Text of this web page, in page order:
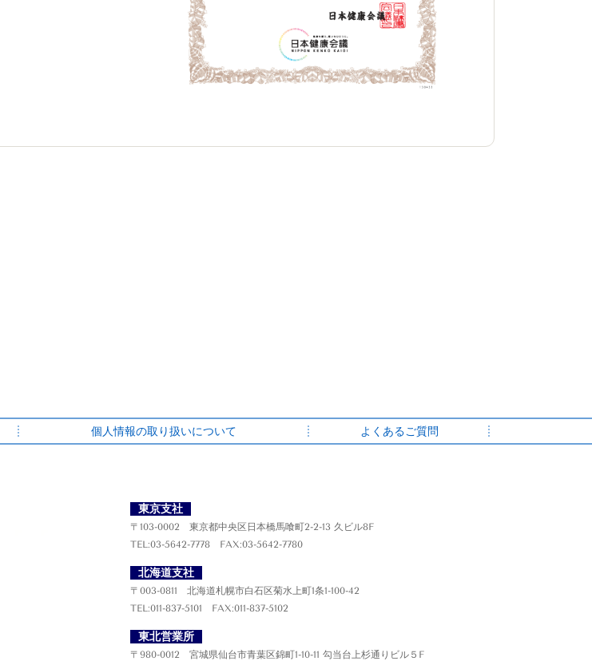
個人情報の取り扱いについて よくあるご質問
東京支社
〒103-0002 東京都中央区日本橋馬喰町2-2-13 久ビル8F
TEL:03-5642-7778 FAX:03-5642-7780
北海道支社
〒003-0811 北海道札幌市白石区菊水上町1条1-100-42
TEL:011-837-5101 FAX:011-837-5102
東北営業所
〒980-0012 宮城県仙台市青葉区錦町1-10-11 勾当台上杉通りビル５F